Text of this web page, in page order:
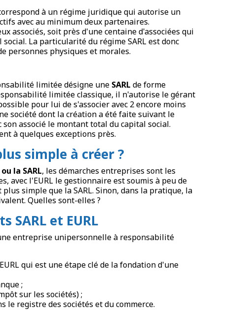
à un régime juridique qui autorise un
avec au minimum deux partenaires.
associés, soit près d'une centaine d'associées qui
La particularité du régime SARL est donc
personnes physiques et morales.
limitée désigne une SARL de forme
limitée classique, il n'autorise le gérant
pour lui de s'associer avec 2 encore moins
société dont la création a été faite suivant le
associé le montant total du capital social.
à quelques exceptions près.
simple à créer ?
la SARL, les démarches entreprises sont les
avec l'EURL le gestionnaire est soumis à peu de
simple que la SARL. Sinon, dans la pratique, la
Quelles sont-elles ?
SARL et EURL
entreprise unipersonnelle à responsabilité
qui est une étape clé de la fondation d'une
;
sur les sociétés) ;
registre des sociétés et du commerce.